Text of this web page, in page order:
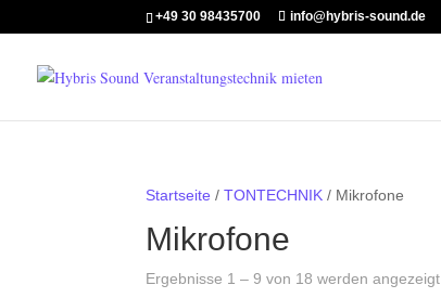
+49 30 98435700 info@hybris-sound.de
Startseite /TONTECHNIK / Mikrofone
Mikrofone
Ergebnisse 1 – 9 von 18 werden angezeigt